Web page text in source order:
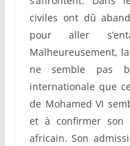
civiles ont dû
pour aller
Malheureusement,
ne semble pas
internationale que
de Mohamed VI
et à confirmer son
africain. Son